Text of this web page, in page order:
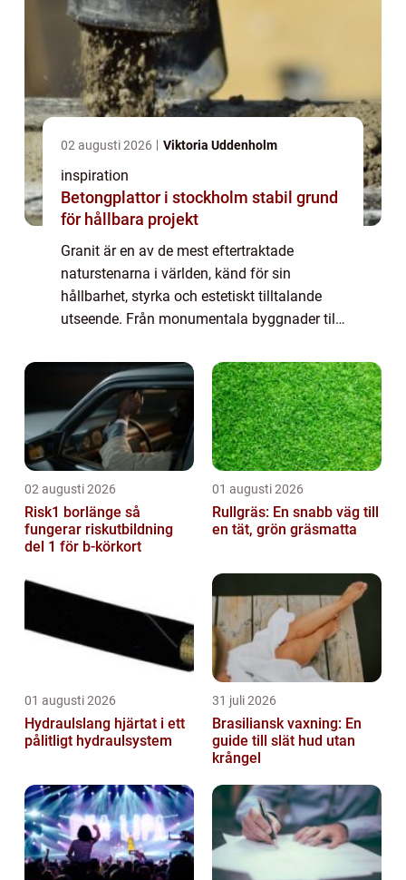
02 augusti 2026 Viktoria Uddenholm
inspiration
Betongplattor i stockholm stabil grund
för hållbara projekt
Granit är en av de mest eftertraktade
naturstenarna i världen, känd för sin
hållbarhet, styrka och estetiskt tilltalande
utseende. Från monumentala byggnader till
02 augusti 2026
Risk1 borlänge så
fungerar riskutbildning
del 1 för b-körkort
01 augusti 2026
Rullgräs: En snabb väg till
en tät, grön gräsmatta
01 augusti 2026
Hydraulslang hjärtat i ett
pålitligt hydraulsystem
31 juli 2026
Brasiliansk vaxning: En
guide till slät hud utan
krångel